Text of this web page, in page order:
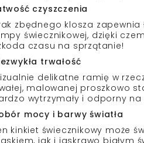
czyszczenia
zbędnego klosza
świecznikowej, dzięki
czasu na sprzątanie!
trwałość
delikatne ramię w
malowanej proszkowo
wytrzymały i odporny na
mocy i barwy światła
kinkiet świecznikowy może